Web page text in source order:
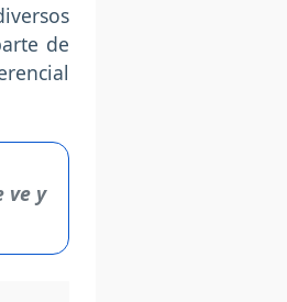
de
ve y